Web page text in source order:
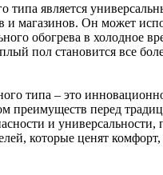
типа является
магазинов. Он может
обогрева в холодное
пол становится все
типа – это
преимуществ перед
и
которые ценят